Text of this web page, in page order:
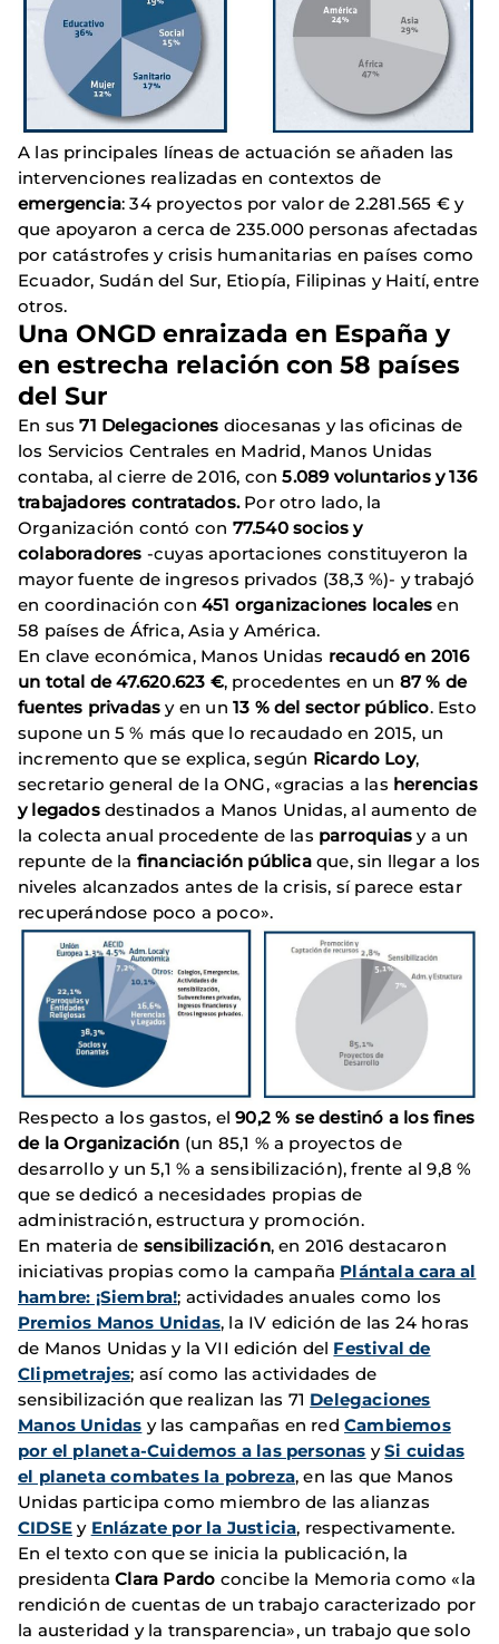
A las principales líneas de actuación se añaden las
intervenciones realizadas en contextos de
emergencia: 34 proyectos por valor de 2.281.565 € y
que apoyaron a cerca de 235.000 personas afectadas
por catástrofes y crisis humanitarias en países como
Ecuador, Sudán del Sur, Etiopía, Filipinas y Haití, entre
otros.
Una ONGD enraizada en España y
en estrecha relación con 58 países
del Sur
En sus71 Delegaciones diocesanas y las oficinas de
los Servicios Centrales en Madrid, Manos Unidas
contaba, al cierre de 2016, con5.089 voluntarios y 136
trabajadores contratados. Por otro lado, la
Organización contó con 77.540 socios y
colaboradores -cuyas aportaciones constituyeron la
mayor fuente de ingresos privados (38,3 %)- y trabajó
en coordinación con 451 organizaciones locales en
58 países de África, Asia y América.
En clave económica, Manos Unidas recaudó en 2016
un total de 47.620.623 €, procedentes en un 87 % de
fuentes privadas y en un13 % del sector público. Esto
supone un 5 % más que lo recaudado en 2015, un
incremento que se explica, según Ricardo Loy,
secretario general de la ONG, «gracias a las herencias
y legadosdestinados a Manos Unidas, al aumento de
la colecta anual procedente de las parroquiasy a un
repunte de la financiación públicaque, sin llegar a los
niveles alcanzados antes de la crisis, sí parece estar
recuperándose poco a poco».
Respecto a los gastos, el90,2 % se destinó a los fines
de la Organización (un 85,1 % a proyectos de
desarrollo y un 5,1 % a sensibilización), frente al 9,8 %
que se dedicó a necesidades propias de
administración, estructura y promoción.
En materia de sensibilización, en 2016 destacaron
iniciativas propias como la campaña Plántala cara al
hambre: ¡Siembra!; actividades anuales como los
Premios Manos Unidas, la IV edición de las 24 horas
de Manos Unidas y la VII edición del Festival de
Clipmetrajes; así como las actividades de
sensibilización que realizan las 71 Delegaciones
Manos Unidas y las campañas en redCambiemos
por el planeta-Cuidemos a las personas ySi cuidas
el planeta combates la pobreza, en las que Manos
Unidas participa como miembro de las alianzas
CIDSE y Enlázate por la Justicia, respectivamente.
En el texto con que se inicia la publicación, la
presidentaClara Pardo concibe la Memoria como «la
rendición de cuentas de un trabajo caracterizado por
la austeridad y la transparencia», un trabajo que solo